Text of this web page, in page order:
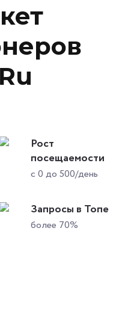
Рост
посещаемости
с 0 до 500/день
Запросы в Топе
более 70%